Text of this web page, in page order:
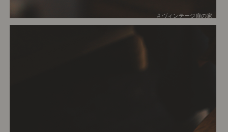
# ヴィンテージ扉の家